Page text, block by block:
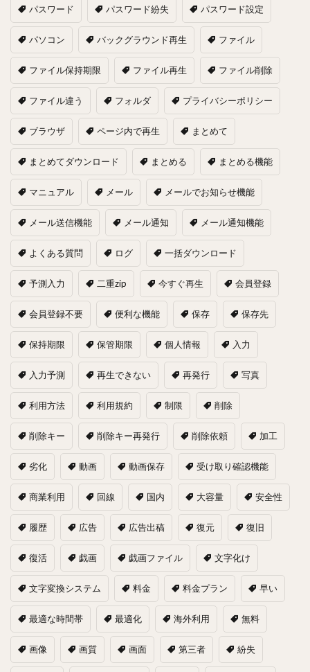
パスワード パスワード紛失 パスワード設定
パソコン バックグラウンド再生 ファイル
ファイル保持期限 ファイル再生 ファイル削除
ファイル違う フォルダ プライバシーポリシー
ブラウザ ページ内で再生 まとめて
まとめてダウンロード まとめる まとめる機能
マニュアル メール メールでお知らせ機能
メール送信機能 メール通知 メール通知機能
よくある質問 ログ 一括ダウンロード
予測入力 二重zip 今すぐ再生 会員登録
会員登録不要 便利な機能 保存 保存先
保持期限 保管期限 個人情報 入力
入力予測 再生できない 再発行 写真
利用方法 利用規約 制限 削除
削除キー 削除キー再発行 削除依頼 加工
劣化 動画 動画保存 受け取り確認機能
商業利用 回線 国内 大容量 安全性
履歴 広告 広告出稿 復元 復旧
復活 戯画 戯画ファイル 文字化け
文字変換システム 料金 料金プラン 早い
最適な時間帯 最適化 海外利用 無料
画像 画質 画面 第三者 紛失